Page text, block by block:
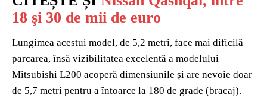
18 şi 30 de mii de euro
Lungimea acestui model, de 5,2 metri, face mai dificilă
parcarea, însă vizibilitatea excelentă a modelului
Mitsubishi L200 acoperă dimensiunile și are nevoie doar
de 5,7 metri pentru a întoarce la 180 de grade (bracaj).